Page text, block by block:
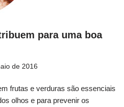
para uma boa
de 2016
frutas e verduras são essenciais
olhos e para prevenir os